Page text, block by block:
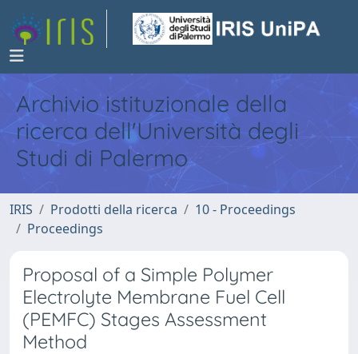
Archivio istituzionale della
ricerca dell'Università degli
Studi di Palermo
IRIS Prodotti della ricerca
10 - Proceedings
Proceedings
Proposal of a Simple Polymer
Electrolyte Membrane Fuel Cell
(PEMFC) Stages Assessment
Method